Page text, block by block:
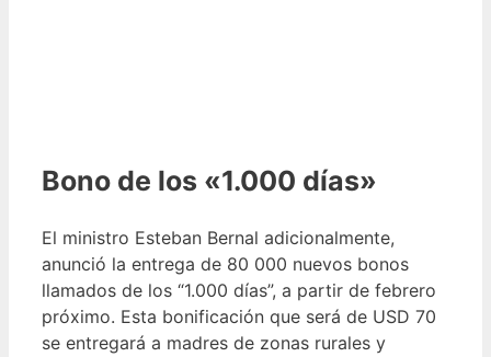
Bono de los «1.000 días»
El ministro Esteban Bernal adicionalmente,
anunció la entrega de 80 000 nuevos bonos
llamados de los “1.000 días”, a partir de febrero
próximo. Esta bonificación que será de USD 70
se entregará a madres de zonas rurales y